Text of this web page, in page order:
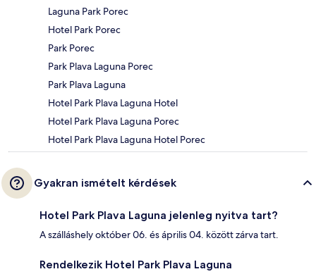
Laguna Park Porec
Hotel Park Porec
Park Porec
Park Plava Laguna Porec
Park Plava Laguna
Hotel Park Plava Laguna Hotel
Hotel Park Plava Laguna Porec
Hotel Park Plava Laguna Hotel Porec
Gyakran ismételt kérdések
Hotel Park Plava Laguna jelenleg nyitva tart?
A szálláshely október 06. és április 04. között zárva tart.
Rendelkezik Hotel Park Plava Laguna